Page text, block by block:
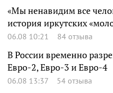
«Мы ненавидим все
история иркутских
06.08 10:21 84 отзыва
В России временно
Евро-2, Евро-3 и Евро-4
06.08 13:37 54 отзыва